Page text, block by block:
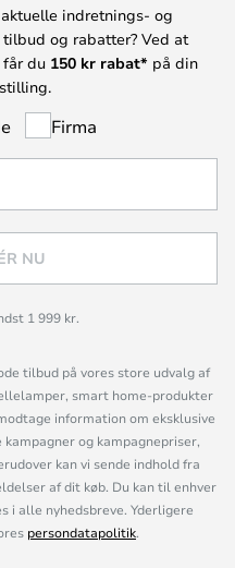
indretnings- og
og rabatter? Ved at
du 150 kr rabat* på din
Firma
NU
1 999 kr.
tilbud på vores store udvalg af
smart home-produkter
information om eksklusive
og kampagnepriser,
kan vi sende indhold fra
af dit køb. Du kan til enhver
i alle nyhedsbreve. Yderligere
persondatapolitik.